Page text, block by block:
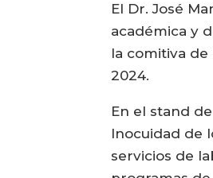
El Dr. José
académica y
la comitiva
2024.
En el stand
Inocuidad de
servicios de